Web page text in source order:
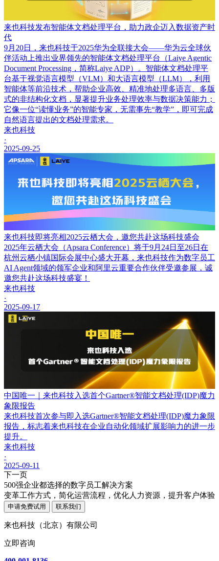
来也科技发布智能体文档处理平台，助力政企迈入数据资产时
代
9月20日，来也科技于2025华为全联接大会——华为云全球伙
伴活动上推出业界领先的智能体文档处理平台（Laiye Agentic
Document Processing，简称Laiye ADP）。智能体文档处理平
台基于视觉语言模型（VLM）和大语言模型（LLM），利用
智能体等前沿技术，帮助企业高效、精准地处理多语言、多版
式的非结构化文档，显著提升业务处理效率与数据决策能力；
它像一位“读懂业务”的智能专家，无需事先“教学”，即可完成
自然语言提出的文档处理需求。
来也科技
·
2025-09-25
来也科技即将亮相2025云栖大会，邀您共赴这场科技盛会
2025年云栖大会（Apsara Conference）将于9月24日至26日在
杭州云栖小镇国际会展中心盛大开幕，来也科技作为数字员工
AI Agent领域的领军企业和阿里云重要合作伙伴受邀参展，诚
邀您共赴这场科技盛宴！
来也科技
·
2025-09-17
中国唯一｜来也科技入选首个Gartner®智能文档处理(IDP)魔力
象限报告
来也科技首次参与即入选Gartner®智能文档处理(IDP)魔力象限
报告，标志着来也科技在企业自动化领域扩展影响力的进一步
提升。
来也科技
·
2025-09-11
下一页
500强企业都选择的数字员工解决方案
变革工作方式，简化运营流程，优化人力资源，提升客户体验
申请免费试用 联系我们
来也科技（北京）有限公司
立即咨询